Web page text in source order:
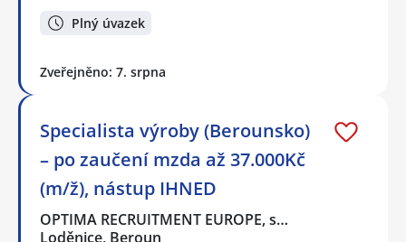
Plný úvazek
Zveřejněno: 7. srpna
Specialista výroby (Berounsko)
– po zaučení mzda až 37.000Kč
(m/ž), nástup IHNED
OPTIMA RECRUITMENT EUROPE, s…
Loděnice, Beroun